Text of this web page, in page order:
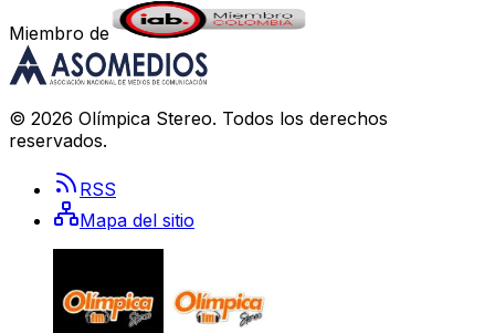
Miembro de
© 2026 Olímpica Stereo. Todos los derechos
reservados.
RSS
Mapa del sitio